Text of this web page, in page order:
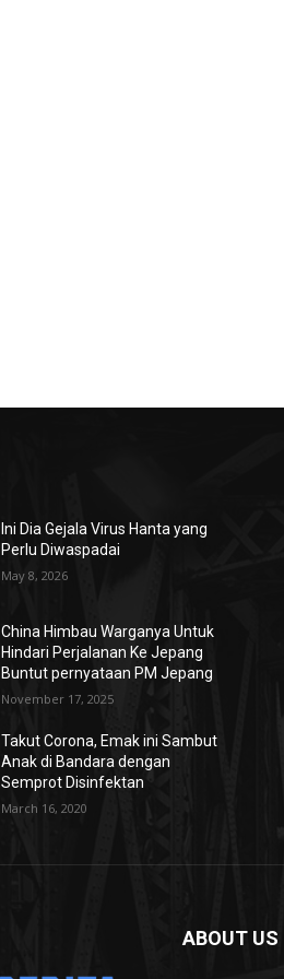
Ini Dia Gejala Virus Hanta yang
Perlu Diwaspadai
May 8, 2026
China Himbau Warganya Untuk
Hindari Perjalanan Ke Jepang
Buntut pernyataan PM Jepang
November 17, 2025
Takut Corona, Emak ini Sambut
Anak di Bandara dengan
Semprot Disinfektan
March 16, 2020
ABOUT US